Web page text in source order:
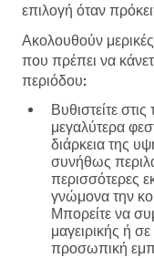
επιλογή όταν
Ακολουθούν
που πρέπει να
περιόδου:
Βυθιστείτε
μεγαλύτερα
διάρκεια της
συνήθως
περισσότερες
γνώμονα την
Μπορείτε να
μαγειρικής ή
προσωπική